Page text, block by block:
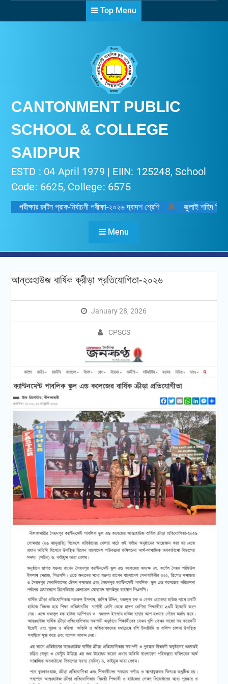
Top Menu
CANTONMENT PUBLIC
SCHOOL & COLLEGE
SAIDPUR
ESTD : 04 April 1979 | EIIN: 125248, School
Code: 6625, College: 6575
পরীক্ষার রুটিন প্রাক-নির্বাচনী পরীক্ষা-২০২৬ দ্বাদশ শ্রেণি 🔔 জুলাই শহিদ
Menu
আন্তঃহাউজ বার্ষিক ক্রীড়া প্রতিযোগিতা-২০২৬
January 28, 2026
CPSCS